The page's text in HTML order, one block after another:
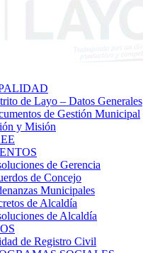
de Layo – Datos Generales
de Gestión Municipal
y Misión
de Gerencia
de Concejo
Municipales
de Alcaldía
de Alcaldía
de Registro Civil